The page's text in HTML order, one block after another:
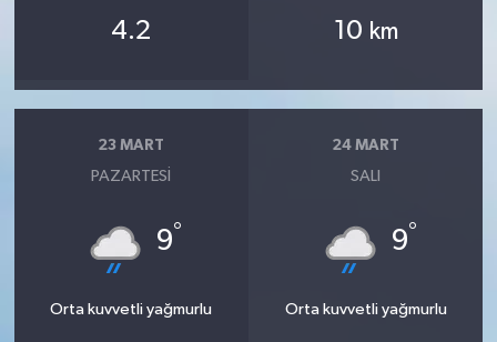
4.2 10 km
23 MART
PAZARTESI
9°
Orta kuvvetli yağmurlu
24 MART
SALI
9°
Orta kuvvetli yağmurlu